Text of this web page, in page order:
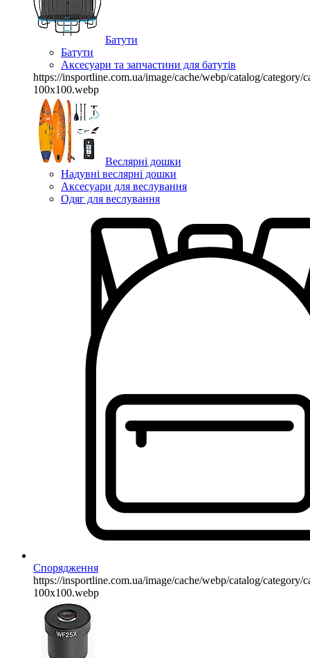
Батути
Батути
Аксесуари та запчастини для батутів
https://insportline.com.ua/image/cache/webp/catalog/category/
100x100.webp
Веслярні дошки
Надувні веслярні дошки
Аксесуари для веслування
Одяг для веслування
Спорядження
https://insportline.com.ua/image/cache/webp/catalog/category/
100x100.webp